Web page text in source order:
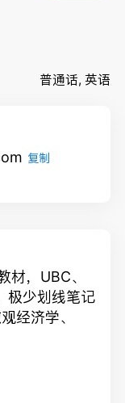
普通话, 英语
复制
材，UBC、
极少划线笔记
经济学、